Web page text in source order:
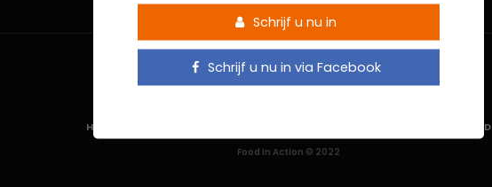
Schrijf u nu in
Schrijf u nu in via Facebook
HOME PRIVACYBELEID
Food In Action © 2022